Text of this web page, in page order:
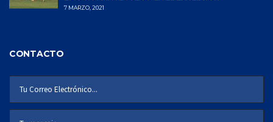
7 MARZO, 2021
CONTACTO